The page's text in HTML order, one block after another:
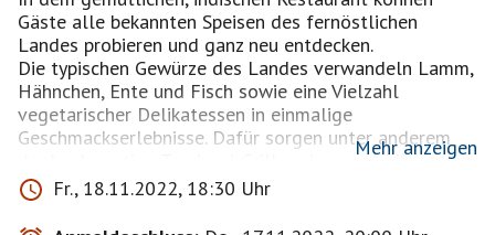
Gäste alle bekannten Speisen des fernöstlichen
Landes probieren und ganz neu entdecken.
Die typischen Gewürze des Landes verwandeln Lamm,
Hähnchen, Ente und Fisch sowie eine Vielzahl
vegetarischer Delikatessen in einmalige
Geschmackserlebnisse. Dafür sorgen unter anderem
der hochwertige Tandoori-Grill und – psst!, nicht
verraten – die Geheimrezepte der Mama; diese macht
übrigens alle Dipps selbst!
Mehr anzeigen
Fr., 18.11.2022, 18:30 Uhr